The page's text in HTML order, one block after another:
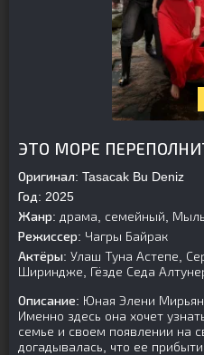
ЭТО МОРЕ
Оригинал: Tasacak Bu Deniz
Год: 2025
Жанр: драма, семейный,
Режиссер: Чагры Байрак
Актёры: Улаш Туна Астепе,
Шириндже, Гёзде Седа
Описание: Юная Элени
Именно здесь она хочет
семье и своем появлении на
догадывалась, что ее